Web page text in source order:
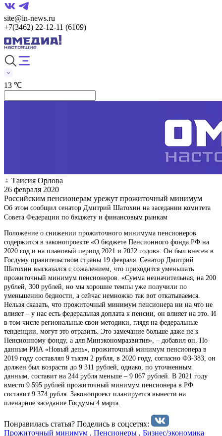
site@in-news.ru
+7(3462) 22-12-11 (6109)
13 ℃
Таисия Орлова
26 февраля 2020
Российским пенсионерам урежут прожиточный минимум
Об этом сообщил сенатор Дмитрий Шатохин на заседании комитета
Совета Федерации по бюджету и финансовым рынкам
Положение о снижении прожиточного минимума пенсионеров
содержится в законопроекте «О бюджете Пенсионного фонда РФ на
2020 год и на плановый период 2021 и 2022 годов». Он был внесен в
Госдуму правительством страны 19 февраля. Сенатор Дмитрий
Шатохин высказался с сожалением, что приходится уменьшать
прожиточный минимум пенсионеров. «Сумма незначительная, на 200
рублей, 300 рублей, но мы хорошие темпы уже получили по
уменьшению бедности, а сейчас немножко так вот откатываемся.
Нельзя сказать, что прожиточный минимум пенсионера ни на что не
влияет – у нас есть федеральная доплата к пенсии, он влияет на это. И
в том числе региональные свои методики, глядя на федеральные
тенденции, могут это отразить. Это замечание больше даже не к
Пенсионному фонду, а для Минэкономразвития», – добавил он. По
данным РИА «Новый день», прожиточный минимум пенсионера в
2019 году составлял 9 тысяч 2 рубля, в 2020 году, согласно ФЗ-383, он
должен был возрасти до 9 311 рублей, однако, по уточненным
данным, составит на 244 рубля меньше – 9 067 рублей. В 2021 году
вместо 9 595 рублей прожиточный минимум пенсионера в РФ
составит 9 374 рубля. Законопроект планируется вынести на
пленарное заседание Госдумы 4 марта.
Понравилась статья? Поделиcь в соцсетях:
Прожиточный минимум , Пенсионеры , Бизнес/экономика